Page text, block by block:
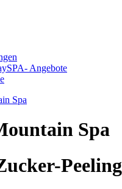
Angebote
Spa
Peeling